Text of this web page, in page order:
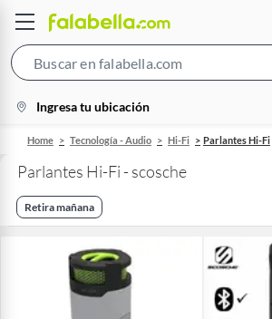
Bar
location-
icon
Ingresa tu ubicación
Home Tecnología - Audio Hi-Fi Parlantes Hi-Fi
Parlantes Hi-Fi - scosche
Retira mañana